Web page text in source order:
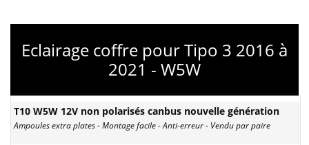
Eclairage coffre pour Tipo 3 2016 à
2021 - W5W
T10 W5W 12V non polarisés canbus nouvelle génération
Ampoules extra plates - Montage facile - Anti-erreur - Vendu par paire